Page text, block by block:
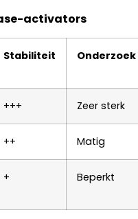
activators
Stabiliteit Onderzoek
+++ Zeer sterk
++ Matig
+ Beperkt